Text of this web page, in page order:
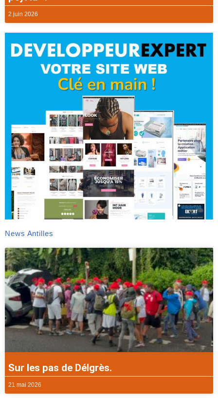
2 juin 2026
News Antilles
Sur les pas de Délgrès.
21 mai 2026